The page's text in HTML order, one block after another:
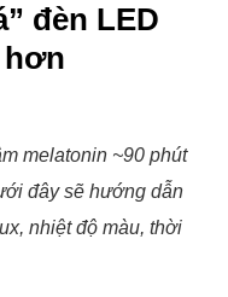
đèn LED
hơn
melatonin ~90 phút
đây sẽ hướng dẫn
nhiệt độ màu, thời